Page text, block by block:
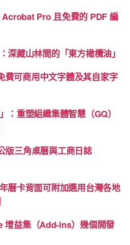
Pro 且免費的 PDF 編
深藏山林間的「東方橄欖油」
費可商用中文字體及其自家字
：重塑組織集體智慧（GQ）
版三角桌曆與工商日誌
曆卡背面可附加選用台灣各地
益集（Add-ins）幾個開發